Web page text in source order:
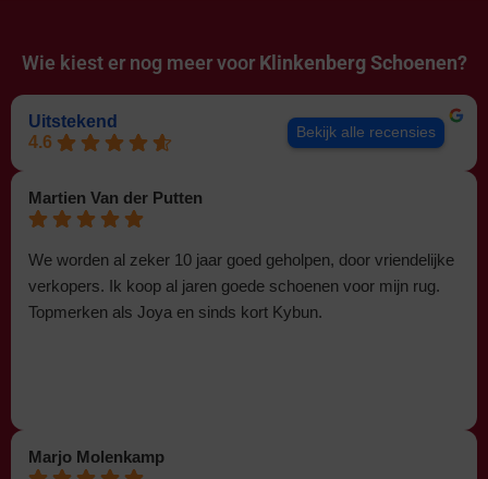
Wie kiest er nog meer voor Klinkenberg Schoenen?
Uitstekend
4.6
Bekijk alle recensies
Martien Van der Putten
We worden al zeker 10 jaar goed geholpen, door vriendelijke
verkopers. Ik koop al jaren goede schoenen voor mijn rug.
Topmerken als Joya en sinds kort Kybun.
Marjo Molenkamp